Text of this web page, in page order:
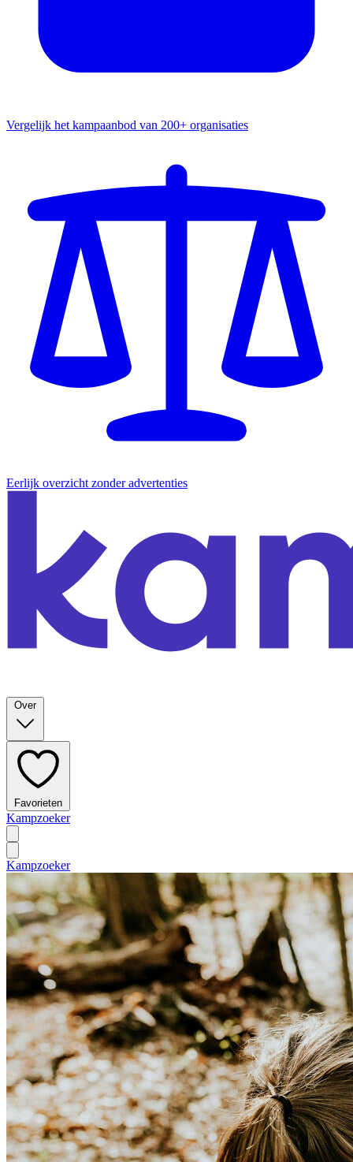
Vergelijk het kampaanbod van 200+ organisaties
Eerlijk overzicht zonder advertenties
Over
Favorieten
Kampzoeker
Kampzoeker